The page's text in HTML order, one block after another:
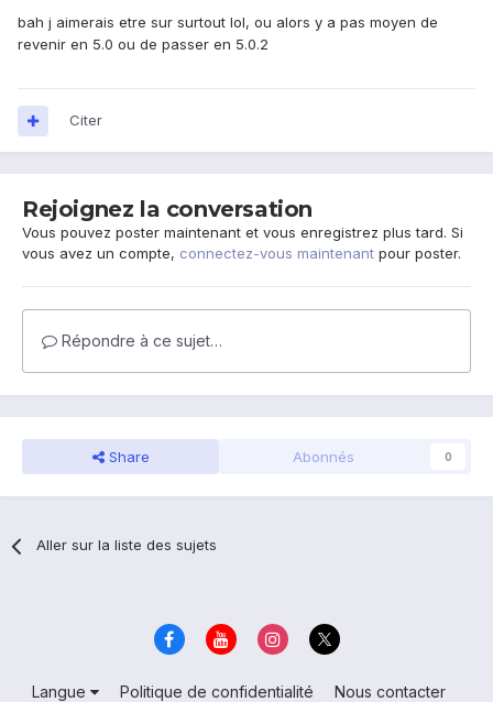
bah j aimerais etre sur surtout lol, ou alors y a pas moyen de
revenir en 5.0 ou de passer en 5.0.2
Citer
Rejoignez la conversation
Vous pouvez poster maintenant et vous enregistrez plus tard. Si
vous avez un compte, connectez-vous maintenant pour poster.
Répondre à ce sujet…
Share Abonnés 0
Aller sur la liste des sujets
Langue Politique de confidentialité Nous contacter